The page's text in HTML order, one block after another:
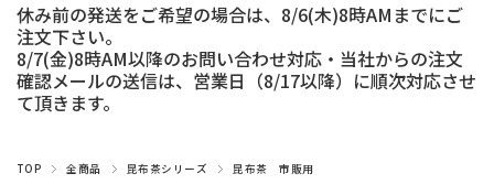
休み前の発送をご希望の場合は、8/6(木)8時AMまでにご
注文下さい。
8/7(金)8時AM以降のお問い合わせ対応・当社からの注文
確認メールの送信は、営業日（8/17以降）に順次対応させ
て頂きます。
TOP 全商品 昆布茶シリーズ 昆布茶 市販用